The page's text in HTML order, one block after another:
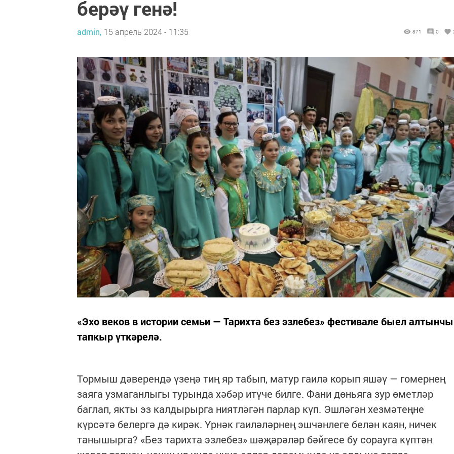
берәү генә!
admin, 15 апрель 2024 - 11:35 871 0
«Эхо веков в истории семьи — Тарихта без эзлебез» фестивале быел алтынчы
тапкыр үткәрелә.
Тормыш дәверендә үзеңә тиң яр табып, матур гаилә корып яшәү — гомернең
заяга узмаганлыгы турында хәбәр итүче билге. Фани дөньяга зур өметләр
баглап, якты эз калдырырга ниятләгән парлар күп. Эшләгән хезмәтеңне
күрсәтә белергә дә кирәк. Үрнәк гаиләләрнең эшчәнлеге белән каян, ничек
танышырга? «Без тарихта эзлебез» шәҗәрәләр бәйгесе бу сорауга күптән